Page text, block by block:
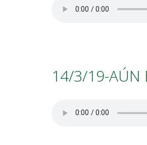
14/3/19-AÚN